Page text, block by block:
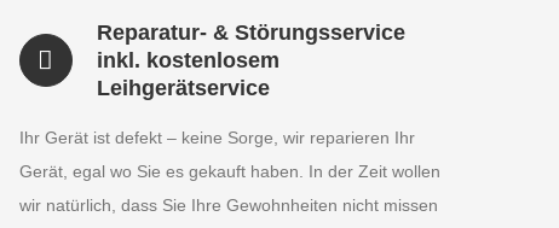
Reparatur- & Störungsservice
inkl. kostenlosem
Leihgerätservice
Ihr Gerät ist defekt – keine Sorge, wir reparieren Ihr
Gerät, egal wo Sie es gekauft haben. In der Zeit wollen
wir natürlich, dass Sie Ihre Gewohnheiten nicht missen